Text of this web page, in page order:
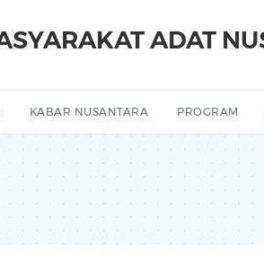
ADAT
KABAR NUSANTARA PROGRAM